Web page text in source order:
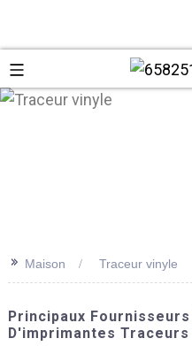
>> Maison Traceur vinyle
Principaux
D'imprimantes Traceurs